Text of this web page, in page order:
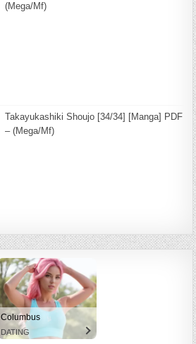
(Mega/Mf)
Takayukashiki Shoujo [34/34] [Manga] PDF
– (Mega/Mf)
Columbus
DATING